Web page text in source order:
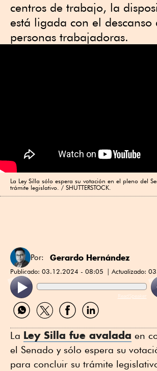
centros de trabajo, la
está ligada con el descanso
personas trabajadoras.
La Ley Silla sólo espera su votación en el pleno del
trámite legislativo. / SHUTTERSTOCK.
Por: Gerardo Hernández
Publicado: 03.12.2024 - 08:05 Actualizado:
ReadSpeaker
Compartir
por
Compartir
por
Compartir
por
Compartir
por
La Ley Silla fue avalada en
el Senado y sólo espera su
para concluir su trámite